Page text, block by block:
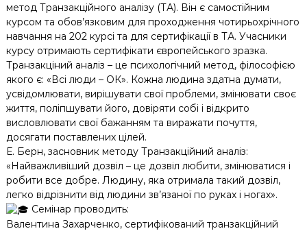
метод Транзакційного аналізу (ТА). Він є самостійним
курсом та обов’язковим для проходження чотирьохрічного
навчання на 202 курсі та для сертифікації в ТА. Учасники
курсу отримають сертифікати європейського зразка.
Транзакціний аналіз – це психологічний метод, філософією
якого є: «Всі люди – ОК». Кожна людина здатна думати,
усвідомлювати, вирішувати свої проблеми, змінювати своє
життя, поліпшувати його, довіряти собі і відкрито
висловлювати свої бажанням та виражати почуття,
досягати поставлених цілей.
Е. Берн, засновник методу Транзакційний аналіз:
«Найважливіший дозвіл – це дозвіл любити, змінюватися і
робити все добре. Людину, яка отримала такий дозвіл,
легко відрізнити від людини зв’язаної по руках і ногах».
Семінар проводить:
Валентина Захарченко, сертифікований транзакційний